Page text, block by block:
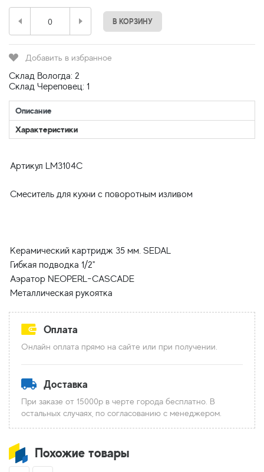
В КОРЗИНУ
Добавить в избранное
Склад Вологда: 2
Склад Череповец: 1
Описание
Характеристики
Артикул LM3104C
Смеситель для кухни с поворотным изливом
Керамический картридж 35 мм. SEDAL
Гибкая подводка 1/2"
Аэратор NEOPERL-CASCADE
Оплата
Онлайн оплата прямо на сайте или при получении.
Доставка
При заказе от 15000р в черте города бесплатно. В
остальных случаях, по согласованию с менеджером.
Похожие товары